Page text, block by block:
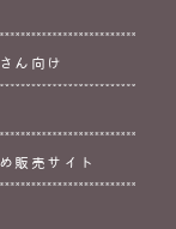
ん向け
販売サイト